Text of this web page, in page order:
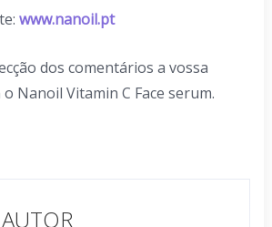
www.nanoil.pt
dos comentários a vossa
Nanoil Vitamin C Face serum.